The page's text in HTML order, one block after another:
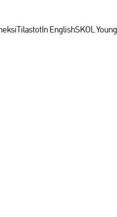
Tilastot In EnglishSKOL